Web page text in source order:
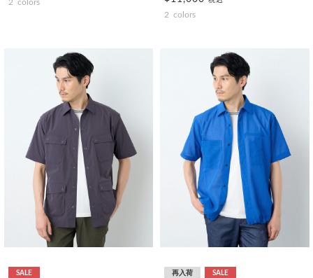
2 colors
2 colors
SALE 再入荷 SALE